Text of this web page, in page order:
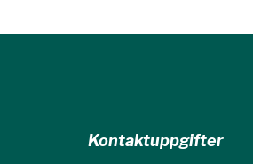
Kontaktuppgifter